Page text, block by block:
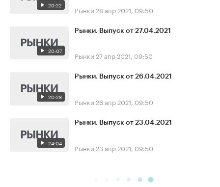
20:22 Рынки 28 апр 2021, 09:50
20:07
Рынки. Выпуск от 27.04.2021
Рынки 27 апр 2021, 09:50
20:28
Рынки. Выпуск от 26.04.2021
Рынки 26 апр 2021, 09:50
24:04
Рынки. Выпуск от 23.04.2021
Рынки 23 апр 2021, 09:50